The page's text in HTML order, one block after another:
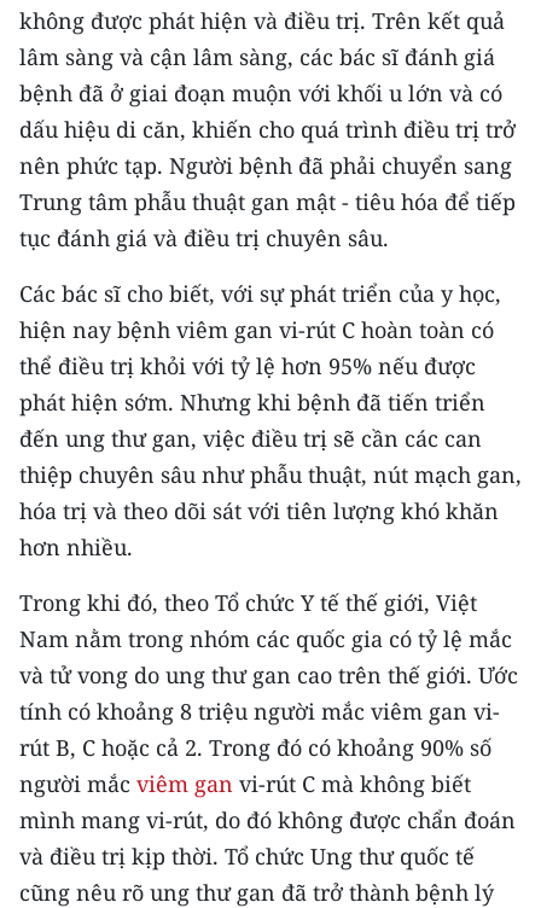
Đồng bằng sông Hồng
Bắc Trung Bộ
Duyên hải Nam Trung Bộ và Tây
Nguyên
Đông Nam Bộ
Chuyên trang Hà Nội
Chuyên trang TP. Hồ Chí Minh
CHUYÊN ĐỀ
CÁC CHUYÊN TRANG
THỜI NAY
NHÂN DÂN CUỐI TUẦN
NHÂN DÂN HẰNG THÁNG
MUA BÁO
ĐỌC BÁO IN
không được phát hiện và điều trị. Trên kết quả
lâm sàng và cận lâm sàng, các bác sĩ đánh giá
bệnh đã ở giai đoạn muộn với khối u lớn và có
dấu hiệu di căn, khiến cho quá trình điều trị trở
nên phức tạp. Người bệnh đã phải chuyển sang
Trung tâm phẫu thuật gan mật - tiêu hóa để tiếp
tục đánh giá và điều trị chuyên sâu.
Các bác sĩ cho biết, với sự phát triển của y học,
hiện nay bệnh viêm gan vi-rút C hoàn toàn có
thể điều trị khỏi với tỷ lệ hơn 95% nếu được
phát hiện sớm. Nhưng khi bệnh đã tiến triển
đến ung thư gan, việc điều trị sẽ cần các can
thiệp chuyên sâu như phẫu thuật, nút mạch gan,
hóa trị và theo dõi sát với tiên lượng khó khăn
hơn nhiều.
Trong khi đó, theo Tổ chức Y tế thế giới, Việt
Nam nằm trong nhóm các quốc gia có tỷ lệ mắc
và tử vong do ung thư gan cao trên thế giới. Ước
tính có khoảng 8 triệu người mắc viêm gan vi-
rút B, C hoặc cả 2. Trong đó có khoảng 90% số
người mắc viêm gan vi-rút C mà không biết
mình mang vi-rút, do đó không được chẩn đoán
và điều trị kịp thời. Tổ chức Ung thư quốc tế
cũng nêu rõ ung thư gan đã trở thành bệnh lý